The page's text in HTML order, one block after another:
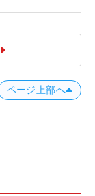
ページ上部へ